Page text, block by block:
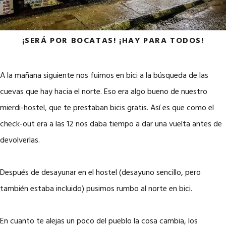
¡SERÁ POR BOCATAS! ¡HAY PARA TODOS!
A la mañana siguiente nos fuimos en bici a la búsqueda de las
cuevas que hay hacia el norte. Eso era algo bueno de nuestro
mierdi-hostel, que te prestaban bicis gratis. Así es que como el
check-out era a las 12 nos daba tiempo a dar una vuelta antes de
devolverlas.
Después de desayunar en el hostel (desayuno sencillo, pero
también estaba incluido) pusimos rumbo al norte en bici.
En cuanto te alejas un poco del pueblo la cosa cambia, los